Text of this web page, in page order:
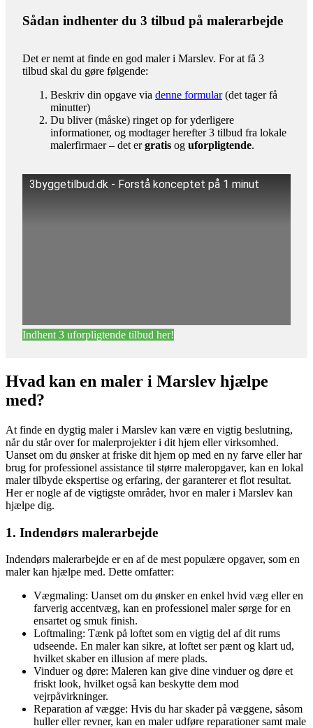
Sådan indhenter du 3 tilbud på malerarbejde
Det er nemt at finde en god maler i Marslev. For at få 3
tilbud skal du gøre følgende:
Beskriv din opgave via denne formular(det tager få
minutter)
Du bliver (måske) ringet op for yderligere
informationer, og modtager herefter 3 tilbud fra lokale
malerfirmaer – det ergratis og uforpligtende.
3byggetilbud.dk - Forstå konceptet på 1 minut
Indhent 3 uforpligtende tilbud her!
Hvad kan en maler i Marslev hjælpe
med?
At finde en dygtig maler i Marslev kan være en vigtig beslutning,
når du står over for malerprojekter i dit hjem eller virksomhed.
Uanset om du ønsker at friske dit hjem op med en ny farve eller har
brug for professionel assistance til større maleropgaver, kan en lokal
maler tilbyde ekspertise og erfaring, der garanterer et flot resultat.
Her er nogle af de vigtigste områder, hvor en maler i Marslev kan
hjælpe dig.
1. Indendørs malerarbejde
Indendørs malerarbejde er en af de mest populære opgaver, som en
maler kan hjælpe med. Dette omfatter:
Vægmaling: Uanset om du ønsker en enkel hvid væg eller en
farverig accentvæg, kan en professionel maler sørge for en
ensartet og smuk finish.
Loftmaling: Tænk på loftet som en vigtig del af dit rums
udseende. En maler kan sikre, at loftet ser pænt og klart ud,
hvilket skaber en illusion af mere plads.
Vinduer og døre: Maleren kan give dine vinduer og døre et
friskt look, hvilket også kan beskytte dem mod
vejrpåvirkninger.
Reparation af vægge: Hvis du har skader på væggene, såsom
huller eller revner, kan en maler udføre reparationer samt male